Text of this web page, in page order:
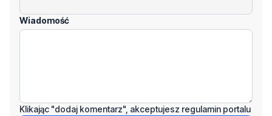
Wiadomość
Klikając "dodaj komentarz", akceptujesz regulamin portalu